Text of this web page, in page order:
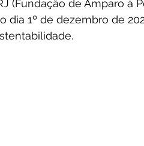
(Fundação de Amparo à
dia 1º de dezembro de